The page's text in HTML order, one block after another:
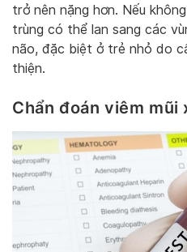
trở nên nặng hơn. Nếu
trùng có thể lan sang các
não, đặc biệt ở trẻ nhỏ do
thiện.
Chẩn đoán viêm mũi